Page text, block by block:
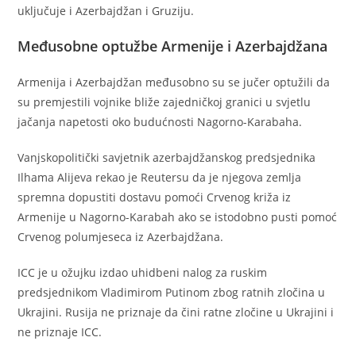
uključuje i Azerbajdžan i Gruziju.
Međusobne optužbe Armenije i Azerbajdžana
Armenija i Azerbajdžan međusobno su se jučer optužili da
su premjestili vojnike bliže zajedničkoj granici u svjetlu
jačanja napetosti oko budućnosti Nagorno-Karabaha.
Vanjskopolitički savjetnik azerbajdžanskog predsjednika
Ilhama Alijeva rekao je Reutersu da je njegova zemlja
spremna dopustiti dostavu pomoći Crvenog križa iz
Armenije u Nagorno-Karabah ako se istodobno pusti pomoć
Crvenog polumjeseca iz Azerbajdžana.
ICC je u ožujku izdao uhidbeni nalog za ruskim
predsjednikom Vladimirom Putinom zbog ratnih zločina u
Ukrajini. Rusija ne priznaje da čini ratne zločine u Ukrajini i
ne priznaje ICC.